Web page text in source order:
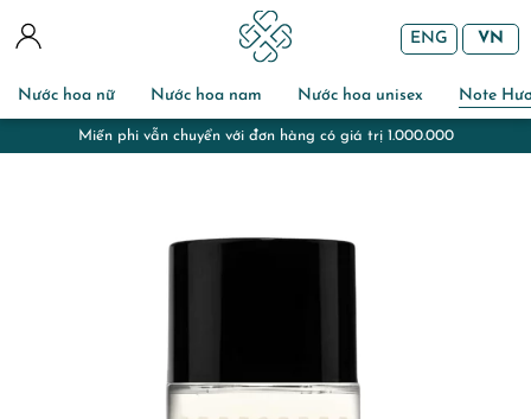
Nước hoa nữ Nước hoa nam Nước hoa unisex Note
ENG VN
Miễn phí gói quà và chuẩn bị thiệp với đơn hàng đi tặng